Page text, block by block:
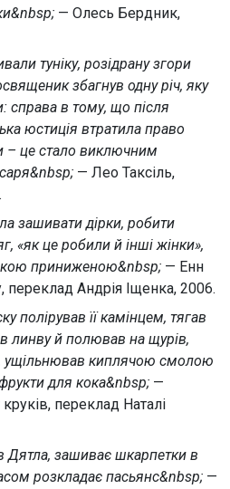
— Олесь Бердник,
туніку, розідрану згори
збагнув одну річ, яку
справа в тому, що після
юстиція втратила право
– це стало виключним
— Лео Таксіль,
зашивати дірки, робити
«як це робили й інші жінки»,
приниженою&nbsp; — Енн
переклад Андрія Іщенка, 2006.
полірував її камінцем, тягав
линву й полював на щурів,
ущільнював киплячою смолою
для кока&nbsp; —
переклад Наталі
Дятла, зашиває шкарпетки в
розкладає пасьянс&nbsp; —